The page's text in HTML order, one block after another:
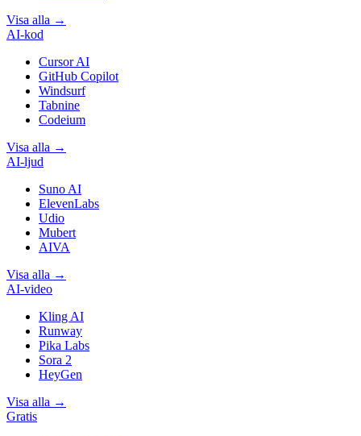
Visa alla →
AI-kod
Cursor AI
GitHub Copilot
Windsurf
Tabnine
Codeium
Visa alla →
AI-ljud
Suno AI
ElevenLabs
Udio
Mubert
AIVA
Visa alla →
AI-video
Kling AI
Runway
Pika Labs
Sora 2
HeyGen
Visa alla →
Gratis